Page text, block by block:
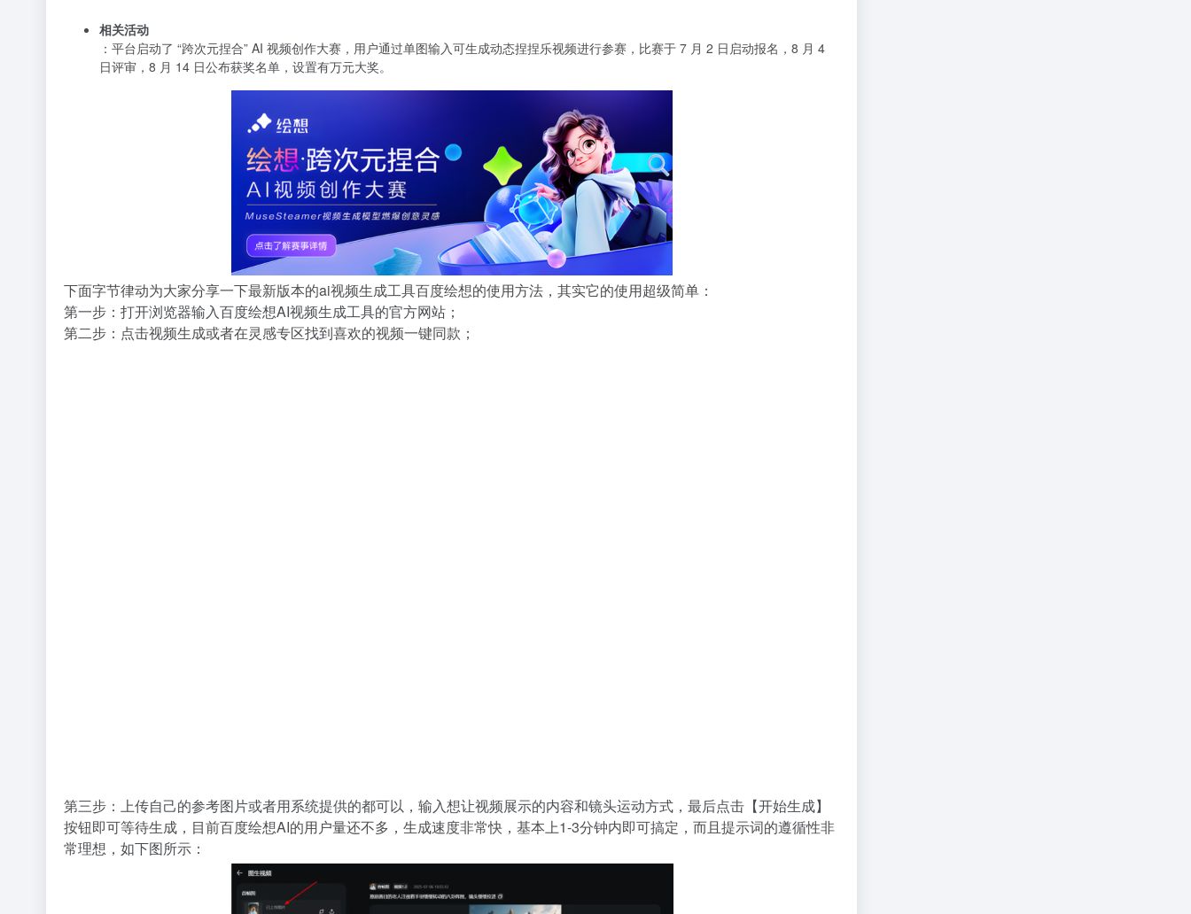
相关活动
：平台启动了 “跨次元捏合” AI 视频创作大赛，用户通过单图输入可生成动态捏捏乐视频进行参赛，比赛于 7 月 2 日启动报名，8 月 4
日评审，8 月 14 日公布获奖名单，设置有万元大奖。
下面字节律动为大家分享一下最新版本的ai视频生成工具百度绘想的使用方法，其实它的使用超级简单：
第一步：打开浏览器输入百度绘想AI视频生成工具的官方网站；
第二步：点击视频生成或者在灵感专区找到喜欢的视频一键同款；
第三步：上传自己的参考图片或者用系统提供的都可以，输入想让视频展示的内容和镜头运动方式 ，最后点击【开始生成】
按钮即可等待生成，目前百度绘想AI的用户量还不多，生成速度非常快，基本上1-3分钟内即可搞定，而且提示词的遵循性非
常理想，如下图所示：